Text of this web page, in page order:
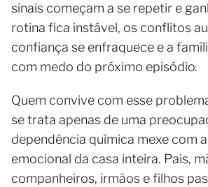
sinais começam a se repetir e
rotina fica instável, os conflitos
confiança se enfraquece e a
com medo do próximo episódio.
Quem convive com esse
se trata apenas de uma
dependência química mexe com
emocional da casa inteira. Pais,
companheiros, irmãos e filhos